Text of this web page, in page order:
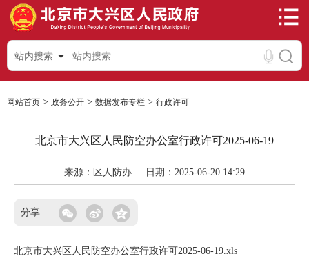
站内搜索
网站首页 > 政务公开 > 数据发布专栏 > 行政许可
北京市大兴区人民防空办公室行政许可2025-06-19
来源：区人防办 日期：2025-06-20 14:29
分享:
北京市大兴区人民防空办公室行政许可2025-06-19.xls